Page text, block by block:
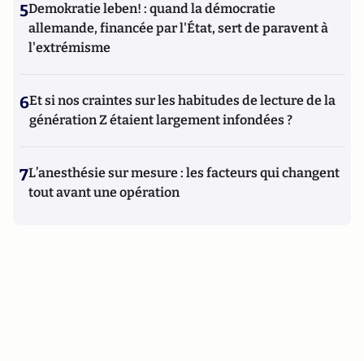
5Demokratie leben! : quand la démocratie
allemande, financée par l'État, sert de paravent à
l'extrémisme
6Et si nos craintes sur les habitudes de lecture de la
génération Z étaient largement infondées ?
7L’anesthésie sur mesure : les facteurs qui changent
tout avant une opération